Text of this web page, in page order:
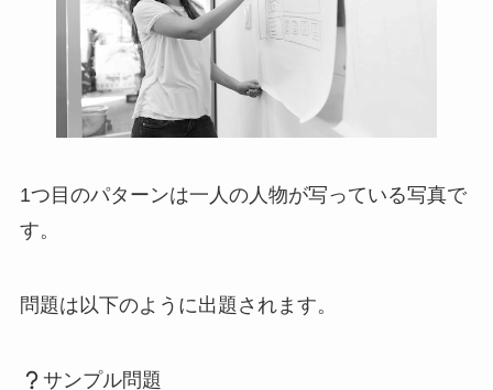
1つ目のパターンは一人の人物が写っている写真で
す。
問題は以下のように出題されます。
サンプル問題